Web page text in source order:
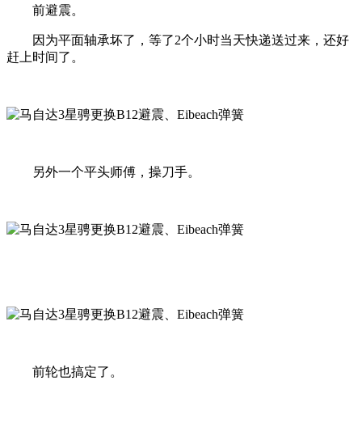
前避震。
因为平面轴承坏了，等了2个小时当天快递送过来，还好
赶上时间了。
另外一个平头师傅，操刀手。
前轮也搞定了。